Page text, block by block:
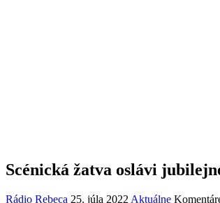
Scénická žatva oslávi
Rádio Rebeca 25. júla 2022 Aktuálne